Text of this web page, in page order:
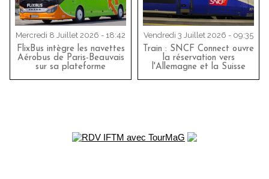
Mercredi 8 Juillet 2026 - 18:42
FlixBus intègre les navettes
Aérobus de Paris-Beauvais
sur sa plateforme
Vendredi 3 Juillet 2026 - 09:35
Train : SNCF Connect ouvre
la réservation vers
l'Allemagne et la Suisse